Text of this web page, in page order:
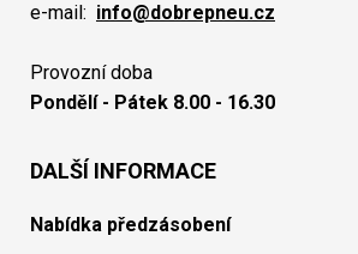
e-mail: info@dobrepneu.cz
Provozní doba
Pondělí - Pátek 8.00 - 16.30
DALŠÍ INFORMACE
Nabídka předzásobení